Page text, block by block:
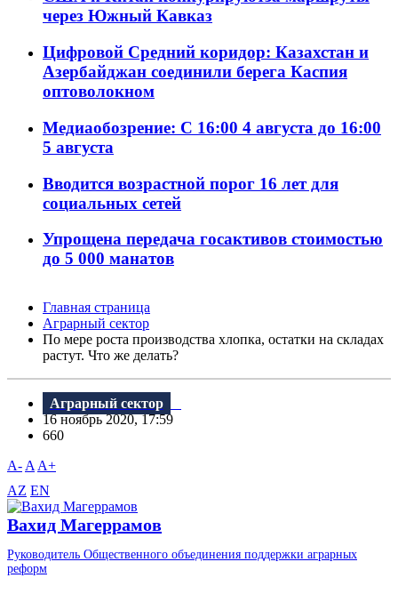
через Южный Кавказ
Цифровой Средний коридор: Казахстан и
Азербайджан соединили берега Каспия
оптоволокном
Медиаобозрение: С 16:00 4 августа до 16:00
5 августа
Вводится возрастной порог 16 лет для
социальных сетей
Упрощена передача госактивов стоимостью
до 5 000 манатов
Главная страница
Аграрный сектор
По мере роста производства хлопка, остатки на складах
растут. Что же делать?
Аграрный сектор
16 ноябрь 2020, 17:59
660
A- A A+
AZ EN
Вахид Магеррамов
Руководитель Общественного объединения поддержки аграрных
реформ